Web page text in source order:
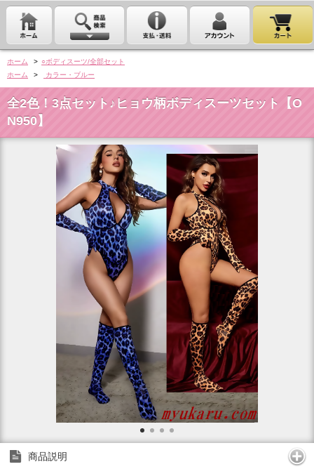
ホーム > ○ボディスーツ/全部セット
ホーム
> カラー・ブルー
全2色！3点セット♪ヒョウ柄ボディスーツセット【O
N950】
商品説明